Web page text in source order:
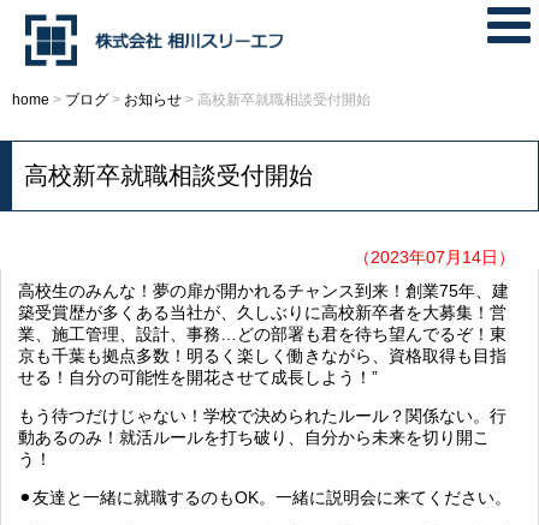
home > ブログ > お知らせ > 高校新卒就職相談受付開始
高校新卒就職相談受付開始
（2023年07月14日）
高校生のみんな！夢の扉が開かれるチャンス到来！創業75年、建
築受賞歴が多くある当社が、久しぶりに高校新卒者を大募集！営
業、施工管理、設計、事務…どの部署も君を待ち望んでるぞ！東
京も千葉も拠点多数！明るく楽しく働きながら、資格取得も目指
せる！自分の可能性を開花させて成長しよう！”
もう待つだけじゃない！学校で決められたルール？関係ない。行
動あるのみ！就活ルールを打ち破り、自分から未来を切り開こ
う！
⚫︎友達と一緒に就職するのもOK。一緒に説明会に来てください。